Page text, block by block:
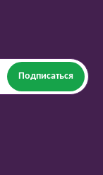
Подписаться